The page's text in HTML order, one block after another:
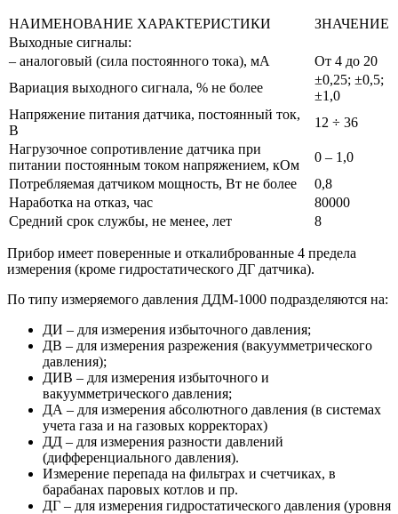
НАИМЕНОВАНИЕ ХАРАКТЕРИСТИКИ
ЗНАЧЕНИЕ
Выходные сигналы:
– аналоговый (сила постоянного тока), мА
От 4 до 20
Вариация выходного сигнала, % не более
±0,25; ±0,5;
±1,0
Напряжение питания датчика, постоянный ток,
В
12 ÷ 36
Нагрузочное сопротивление датчика при
питании постоянным током напряжением, кОм
0 – 1,0
Потребляемая датчиком мощность, Вт не более
0,8
Наработка на отказ, час
80000
Средний срок службы, не менее, лет
8
Прибор имеет поверенные и откалиброванные 4 предела
измерения (кроме гидростатического ДГ датчика).
По типу измеряемого давления ДДМ-1000 подразделяются на:
ДИ – для измерения избыточного давления;
ДВ – для измерения разрежения (вакуумметрического
давления);
ДИВ – для измерения избыточного и
вакуумметрического давления;
ДА – для измерения абсолютного давления (в системах
учета газа и на газовых корректорах)
ДД – для измерения разности давлений
(дифференциального давления).
Измерение перепада на фильтрах и счетчиках, в
барабанах паровых котлов и пр.
ДГ – для измерения гидростатического давления (уровня